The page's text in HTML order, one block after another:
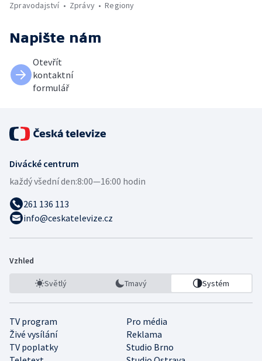
Zpravodajství
Zprávy Regiony
Napište nám
Otevřít
kontaktní
formulář
Divácké centrum
každý všední den:8:00—16:00 hodin
261 136 113
info@ceskatelevize.cz
Vzhled
Světlý Tmavý Systém
TV program
Pro média
Živé vysílání
Reklama
TV poplatky
Studio Brno